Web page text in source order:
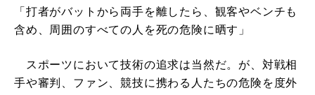
「打者がバットから両手を離したら、観客やベンチも
含め、周囲のすべての人を死の危険に晒す」
スポーツにおいて技術の追求は当然だ。が、対戦相
手や審判、ファン、競技に携わる人たちの危険を度外